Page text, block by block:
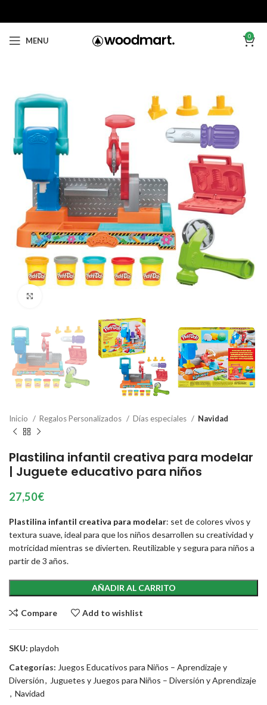
MENU 0
Inicio Regalos Personalizados Días especiales Navidad
Plastilina infantil creativa para modelar
| Juguete educativo para niños
27,50€
Plastilina infantil creativa para modelar: set de colores vivos y
textura suave, ideal para que los niños desarrollen su creatividad y
motricidad mientras se divierten. Reutilizable y segura para niños a
partir de 3 años.
AÑADIR AL CARRITO
Compare Add to wishlist
SKU: playdoh
Categorías: Juegos Educativos para Niños – Aprendizaje y
Diversión, Juguetes y Juegos para Niños – Diversión y Aprendizaje
, Navidad